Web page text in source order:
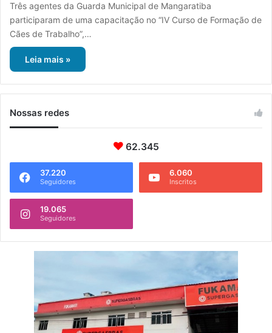
Três agentes da Guarda Municipal de Mangaratiba
participaram de uma capacitação no “IV Curso de Formação de
Cães de Trabalho”,…
Leia mais »
Nossas redes
62.345
37.220
Seguidores
6.060
Inscritos
19.065
Seguidores